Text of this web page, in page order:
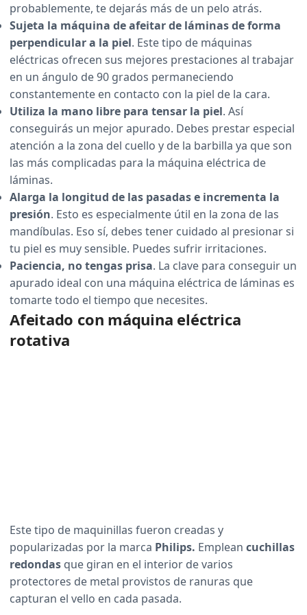
probablemente, te dejarás más de un pelo atrás.
Sujeta la máquina de afeitar de láminas de forma
perpendicular a la piel. Este tipo de máquinas
eléctricas ofrecen sus mejores prestaciones al trabajar
en un ángulo de 90 grados permaneciendo
constantemente en contacto con la piel de la cara.
Utiliza la mano libre para tensar la piel. Así
conseguirás un mejor apurado. Debes prestar especial
atención a la zona del cuello y de la barbilla ya que son
las más complicadas para la máquina eléctrica de
láminas.
Alarga la longitud de las pasadas e incrementa la
presión. Esto es especialmente útil en la zona de las
mandíbulas. Eso sí, debes tener cuidado al presionar si
tu piel es muy sensible. Puedes sufrir irritaciones.
Paciencia, no tengas prisa. La clave para conseguir un
apurado ideal con una máquina eléctrica de láminas es
tomarte todo el tiempo que necesites.
Afeitado con máquina eléctrica
rotativa
Este tipo de maquinillas fueron creadas y
popularizadas por la marca Philips. Emplean cuchillas
redondas que giran en el interior de varios
protectores de metal provistos de ranuras que
capturan el vello en cada pasada.